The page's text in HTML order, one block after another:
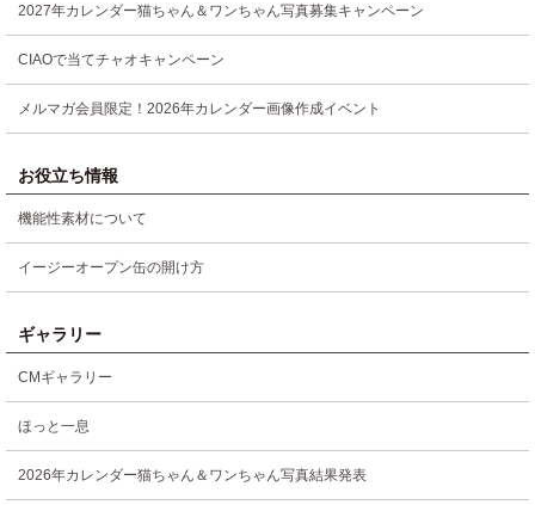
2027年カレンダー猫ちゃん＆ワンちゃん写真募集キャンペーン
CIAOで当てチャオキャンペーン
メルマガ会員限定！2026年カレンダー画像作成イベント
お役立ち情報
機能性素材について
イージーオープン缶の開け方
ギャラリー
CMギャラリー
ほっと一息
2026年カレンダー猫ちゃん＆ワンちゃん写真結果発表